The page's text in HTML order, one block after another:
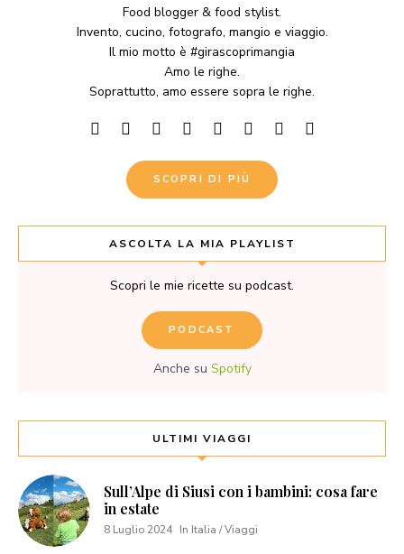
Food blogger & food stylist.
Invento, cucino, fotografo, mangio e viaggio.
Il mio motto è #girascoprimangia
Amo le righe.
Soprattutto, amo essere sopra le righe.
SCOPRI DI PIÙ
ASCOLTA LA MIA PLAYLIST
Scopri le mie ricette su podcast.
PODCAST
Anche su Spotify
ULTIMI VIAGGI
Sull’Alpe di Siusi con i bambini: cosa fare
in estate
8 Luglio 2024 In Italia / Viaggi